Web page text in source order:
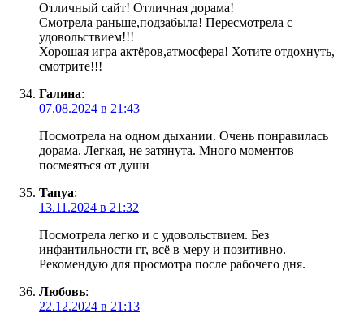
Отличный сайт! Отличная дорама!
Смотрела раньше,подзабыла! Пересмотрела с
удовольствием!!!
Хорошая игра актёров,атмосфера! Хотите отдохнуть,
смотрите!!!
Галина:
07.08.2024 в 21:43
Посмотрела на одном дыхании. Очень понравилась
дорама. Легкая, не затянута. Много моментов
посмеяться от души
Tanya:
13.11.2024 в 21:32
Посмотрела легко и с удовольствием. Без
инфантильности гг, всё в меру и позитивно.
Рекомендую для просмотра после рабочего дня.
Любовь:
22.12.2024 в 21:13